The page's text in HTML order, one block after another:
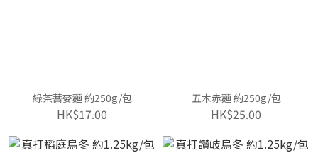
綠茶蕎麥麵 約250g/包
HK$17.00
五木赤麵 約250g/包
HK$25.00